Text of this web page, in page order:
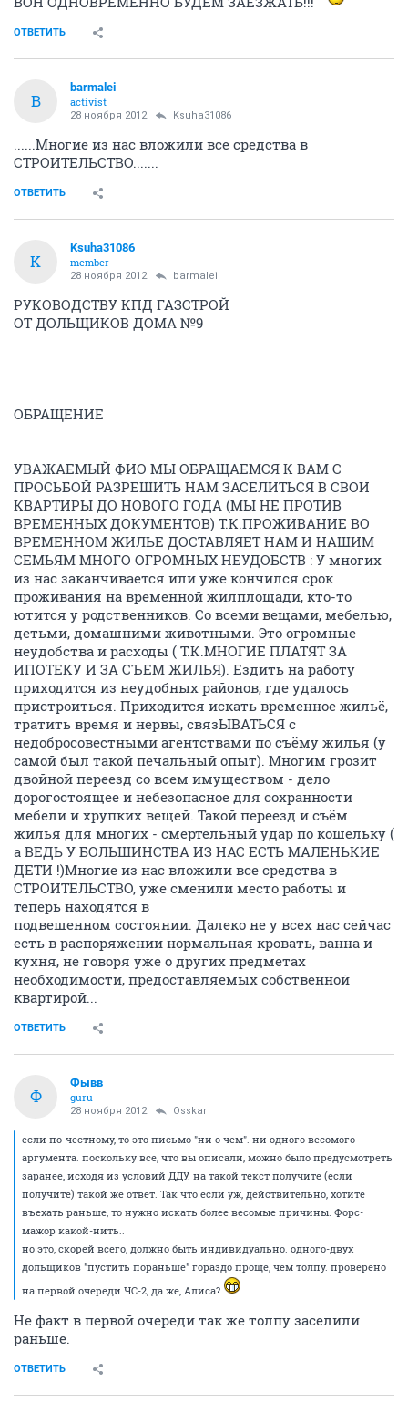
ОТВЕТИТЬ
B
barmalei
activist
28 ноября 2012 Ksuha31086
......Многие из нас вложили все средства в
СТРОИТЕЛЬСТВО.......
ОТВЕТИТЬ
K
Ksuha31086
member
28 ноября 2012 barmalei
РУКОВОДСТВУ КПД ГАЗСТРОЙ
ОТ ДОЛЬЩИКОВ ДОМА №9
ОБРАЩЕНИЕ
УВАЖАЕМЫЙ ФИО МЫ ОБРАЩАЕМСЯ К ВАМ С
ПРОСЬБОЙ РАЗРЕШИТЬ НАМ ЗАСЕЛИТЬСЯ В СВОИ
КВАРТИРЫ ДО НОВОГО ГОДА (МЫ НЕ ПРОТИВ
ВРЕМЕННЫХ ДОКУМЕНТОВ) Т.К.ПРОЖИВАНИЕ ВО
ВРЕМЕННОМ ЖИЛЬЕ ДОСТАВЛЯЕТ НАМ И НАШИМ
СЕМЬЯМ МНОГО ОГРОМНЫХ НЕУДОБСТВ : У многих
из нас заканчивается или уже кончился срок
проживания на временной жилплощади, кто-то
ютится у родственников. Со всеми вещами, мебелью,
детьми, домашними животными. Это огромные
неудобства и расходы ( Т.К.МНОГИЕ ПЛАТЯТ ЗА
ИПОТЕКУ И ЗА СЪЕМ ЖИЛЬЯ). Ездить на работу
приходится из неудобных районов, где удалось
пристроиться. Приходится искать временное жильё,
тратить время и нервы, связЫВАТЬСЯ с
недобросовестными агентствами по съёму жилья (у
самой был такой печальный опыт). Многим грозит
двойной переезд со всем имуществом - дело
дорогостоящее и небезопасное для сохранности
мебели и хрупких вещей. Такой переезд и съём
жилья для многих - смертельный удар по кошельку (
а ВЕДЬ У БОЛЬШИНСТВА ИЗ НАС ЕСТЬ МАЛЕНЬКИЕ
ДЕТИ !)Многие из нас вложили все средства в
СТРОИТЕЛЬСТВО, уже сменили место работы и
теперь находятся в
подвешенном состоянии. Далеко не у всех нас сейчас
есть в распоряжении нормальная кровать, ванна и
кухня, не говоря уже о других предметах
необходимости, предоставляемых собственной
квартирой...
ОТВЕТИТЬ
Ф
Фывв
guru
28 ноября 2012 Osskar
если по-честному, то это письмо "ни о чем". ни одного весомого
аргумента. поскольку все, что вы описали, можно было предусмотреть
заранее, исходя из условий ДДУ. на такой текст получите (если
получите) такой же ответ. Так что если уж, действительно, хотите
въехать раньше, то нужно искать более весомые причины. Форс-
мажор какой-нить..
но это, скорей всего, должно быть индивидуально. одного-двух
дольщиков "пустить пораньше" гораздо проще, чем толпу. проверено
на первой очереди ЧС-2, да же, Алиса?
Не факт в первой очереди так же толпу заселили
раньше.
ОТВЕТИТЬ